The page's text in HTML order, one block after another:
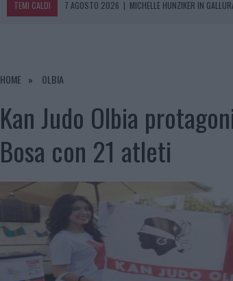
TEMI CALDI 7 AGOSTO 2026 | MICHELLE HUNZIKER IN
7 AGOSTO 2026
HOME OLBIA
Kan Judo Olbia
Bosa con 21 atleti